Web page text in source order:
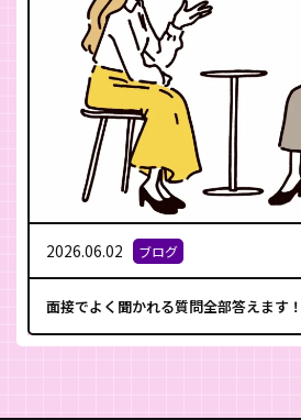
2026.06.02 ブログ
面接でよく聞かれる質問全部答えます！